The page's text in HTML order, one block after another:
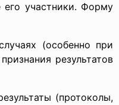
участники. Форму
(особенно при
результатов
(протоколы,